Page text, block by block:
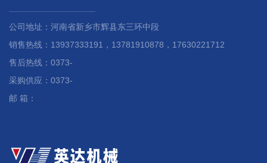
公司地址：河南省新乡市辉县东三环中段
销售热线：13937333191，13781910878，17630221712
售后热线：0373-
采购供应：0373-
邮 箱：